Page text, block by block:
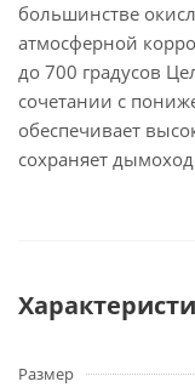
большинстве
атмосферной
до 700 градусов
сочетании с
обеспечивает
сохраняет
Размер